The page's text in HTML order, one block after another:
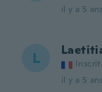
il y a 5 ans
L Inscrit
il y a 5 ans